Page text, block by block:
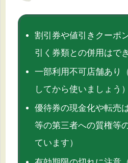
割引券や値引きクーポ
引く券類との併用はで
一部利用不可店舗あり
してから使いましょう）
優待券の現金化や転売
等の第三者への質権等
ています）